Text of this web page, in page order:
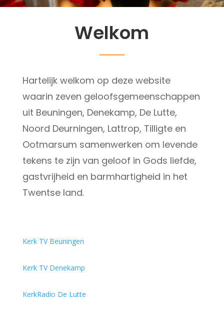
Welkom
Hartelijk welkom op deze website
waarin zeven geloofsgemeenschappen
uit Beuningen, Denekamp, De Lutte,
Noord Deurningen, Lattrop, Tilligte en
Ootmarsum samenwerken om levende
tekens te zijn van geloof in Gods liefde,
gastvrijheid en barmhartigheid in het
Twentse land.
Kerk TV Beuningen
Kerk TV Denekamp
KerkRadio De Lutte